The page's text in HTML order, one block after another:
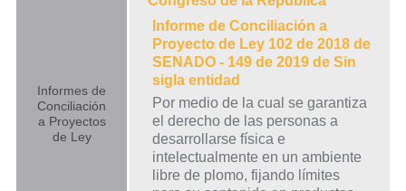
Informes de
Conciliación
a Proyectos
de Ley
Informe de Conciliación a
Proyecto de Ley 102 de 2018 de
SENADO - 149 de 2019 de Sin
sigla entidad
Por medio de la cual se garantiza
el derecho de las personas a
desarrollarse física e
intelectualmente en un ambiente
libre de plomo, fijando límites